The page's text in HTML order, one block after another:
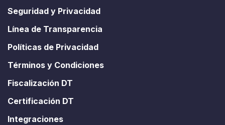
Seguridad y Privacidad
Línea de Transparencia
Políticas de Privacidad
Términos y Condiciones
Fiscalización DT
Certificación DT
Integraciones